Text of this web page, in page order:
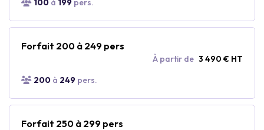
100 à 199 pers.
Forfait 200 à 249 pers
À partir de 3 490 € HT
200 à 249 pers.
Forfait 250 à 299 pers